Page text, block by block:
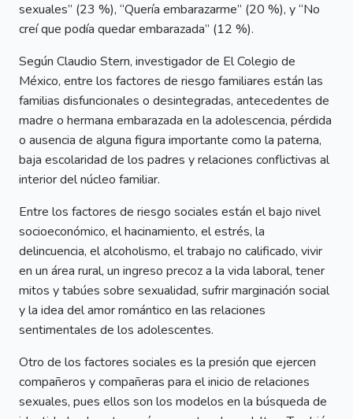
sexuales” (23 %), “Quería embarazarme” (20 %), y “No
creí que podía quedar embarazada” (12 %).
Según Claudio Stern, investigador de El Colegio de
México, entre los factores de riesgo familiares están las
familias disfuncionales o desintegradas, antecedentes de
madre o hermana embarazada en la adolescencia, pérdida
o ausencia de alguna figura importante como la paterna,
baja escolaridad de los padres y relaciones conflictivas al
interior del núcleo familiar.
Entre los factores de riesgo sociales están el bajo nivel
socioeconómico, el hacinamiento, el estrés, la
delincuencia, el alcoholismo, el trabajo no calificado, vivir
en un área rural, un ingreso precoz a la vida laboral, tener
mitos y tabúes sobre sexualidad, sufrir marginación social
y la idea del amor romántico en las relaciones
sentimentales de los adolescentes.
Otro de los factores sociales es la presión que ejercen
compañeros y compañeras para el inicio de relaciones
sexuales, pues ellos son los modelos en la búsqueda de